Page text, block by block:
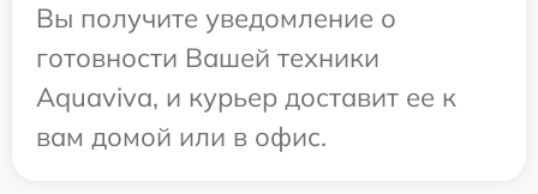
Вы получите уведомление о
готовности Вашей техники
Aquaviva, и курьер доставит ее к
вам домой или в офис.